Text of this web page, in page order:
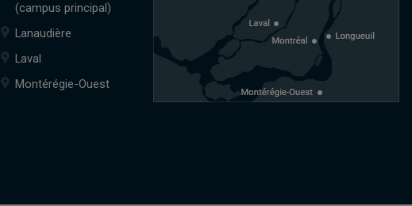
(campus principal)
Lanaudière
Laval
Montérégie-Ouest